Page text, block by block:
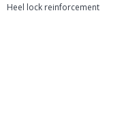
Heel lock reinforcement